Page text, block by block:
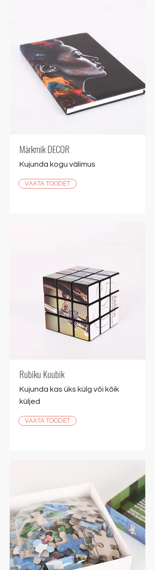
Märkmik DECOR
Kujunda kogu välimus
VAATA TOODET
Rubiku Kuubik
Kujunda kas üks külg või kõik
küljed
VAATA TOODET